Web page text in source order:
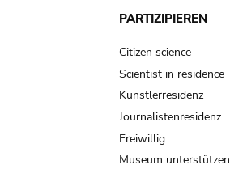
PARTIZIPIEREN
Citizen science
Scientist in residence
Künstlerresidenz
Journalistenresidenz
Freiwillig
Museum unterstützen